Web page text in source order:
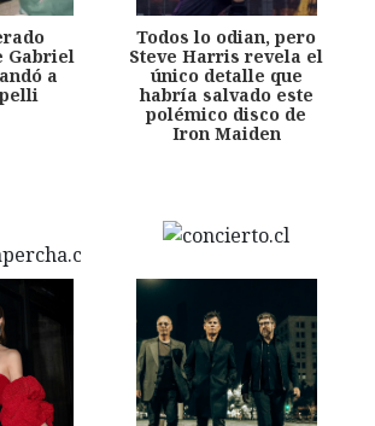
Gabriel
a
Todos lo odian, pero
Steve Harris revela el
único detalle que
habría salvado este
polémico disco de
Iron Maiden